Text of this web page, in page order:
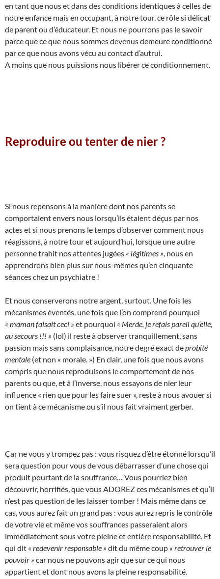
en tant que nous et dans des conditions identiques à celles de
notre enfance mais en occupant, à notre tour, ce rôle si délicat
de parent ou d’éducateur. Et nous ne pourrons pas le savoir
parce que ce que nous sommes devenus demeure conditionné
par ce que nous avons vécu au contact d’autrui.
A moins que nous puissions nous libérer ce conditionnement.
Reproduire ou tenter de nier ?
Si nous repensons à la manière dont nos parents se
comportaient envers nous lorsqu’ils étaient déçus par nos
actes et si nous prenons le temps d’observer comment nous
réagissons, à notre tour et aujourd’hui, lorsque une autre
personne trahit nos attentes jugées « légitimes » , nous en
apprendrons bien plus sur nous-mêmes qu’en cinquante
séances chez un psychiatre !
Et nous conserverons notre argent, surtout. Une fois les
mécanismes éventés, une fois que l’on comprend pourquoi
« maman faisait ceci » et pourquoi « Merde, je refais pareil qu’elle,
au secours !!! » (lol) il reste à observer tranquillement, sans
passion mais sans complaisance, notre degré exact deprobité
mentale (et non « morale. ») En clair, une fois que nous avons
compris que nous reproduisons le comportement de nos
parents ou que, et à l’inverse, nous essayons de nier leur
influence « rien que pour les faire suer », reste à nous avouer si
on tient à ce mécanisme ou s’il nous fait vraiment gerber.
Car ne vous y trompez pas : vous risquez d’être étonné lorsqu’il
sera question pour vous de vous débarrasser d’une chose qui
produit pourtant de la souffrance… Vous pourriez bien
découvrir, horrifiés, que vous ADOREZ ces mécanismes et qu’il
n’est pas question de les laisser tomber ! Mais même dans ce
cas, vous aurez fait un grand pas : vous aurez repris le contrôle
de votre vie et même vos souffrances passeraient alors
immédiatement sous votre pleine et entière responsabilité. Et
qui dit « redevenir responsable » dit du même coup « retrouver le
pouvoir » car nous ne pouvons agir que sur ce qui nous
appartient et dont nous avons la pleine responsabilité.